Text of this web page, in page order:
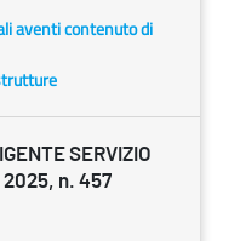
aventi contenuto di
SERVIZIO
2025, n. 457